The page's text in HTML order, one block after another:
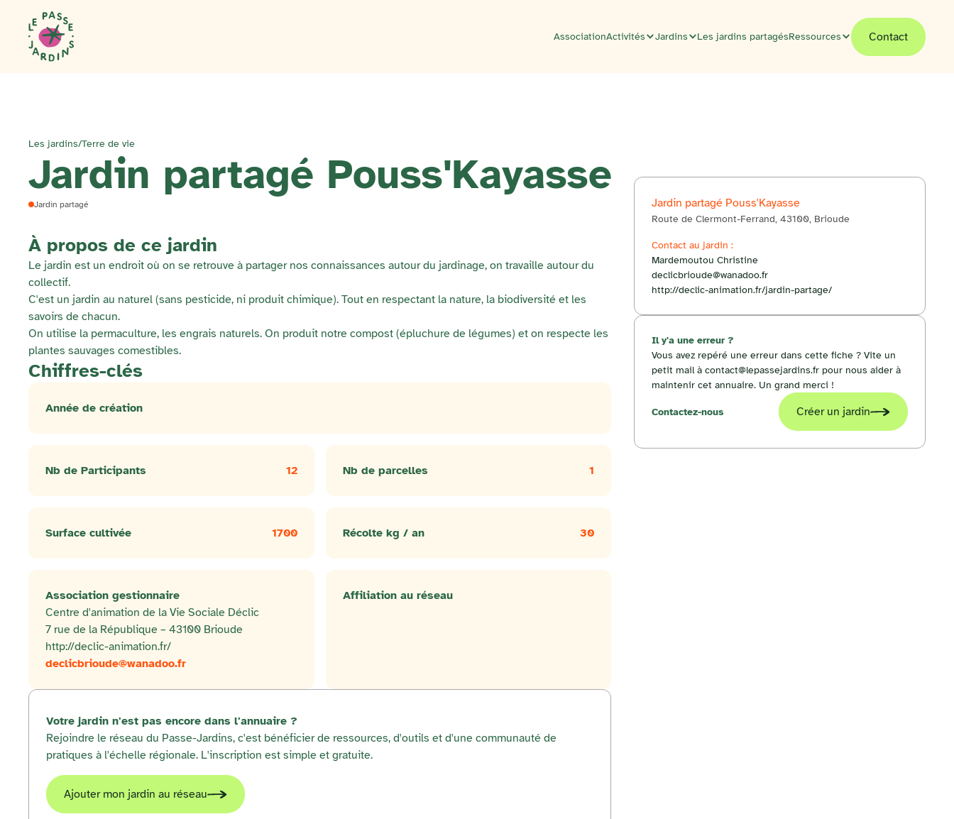
AssociationActivités Jardins Les jardins partagésRessources Contact
Les jardins/Terre de vie
Jardin partagé Pouss'Kayasse
Jardin partagé
À propos de ce jardin
Le jardin est un endroit où on se retrouve à partager nos connaissances autour du jardinage, on travaille autour du
collectif.
C'est un jardin au naturel (sans pesticide, ni produit chimique). Tout en respectant la nature, la biodiversité et les
savoirs de chacun.
On utilise la permaculture, les engrais naturels. On produit notre compost (épluchure de légumes) et on respecte les
plantes sauvages comestibles.
Chiffres-clés
Année de création
Nb de Participants 12 Nb de parcelles 1
Surface cultivée 1700 Récolte kg / an 30
Association gestionnaire
Centre d'animation de la Vie Sociale Déclic
7 rue de la République – 43100 Brioude
http://declic-animation.fr/
declicbrioude@wanadoo.fr
Affiliation au réseau
Votre jardin n'est pas encore dans l'annuaire ?
Rejoindre le réseau du Passe-Jardins, c'est bénéficier de ressources, d'outils et d'une communauté de
pratiques à l'échelle régionale. L'inscription est simple et gratuite.
Ajouter mon jardin au réseau
Itinéraire
+
−
Jardin partagé Pouss'Kayasse
Route de Clermont-Ferrand, 43100, Brioude
Contact au jardin :
Mardemoutou Christine
declicbrioude@wanadoo.fr
http://declic-animation.fr/jardin-partage/
Il y'a une erreur ?
Vous avez repéré une erreur dans cette fiche ? Vite un
petit mail à contact@lepassejardins.fr pour nous aider à
maintenir cet annuaire. Un grand merci !
Contactez-nous Créer un jardin